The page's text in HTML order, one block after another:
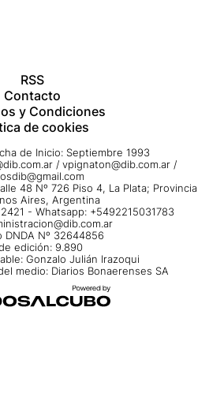
RSS
Contacto
y Condiciones
de cookies
de Inicio: Septiembre 1993
/ vpignaton@dib.com.ar /
48 Nº 726 Piso 4, La Plata; Provincia
Aires, Argentina
- Whatsapp: +5492215031783
DNDA Nº 32644856
edición: 9.890
Gonzalo Julián Irazoqui
medio: Diarios Bonaerenses SA